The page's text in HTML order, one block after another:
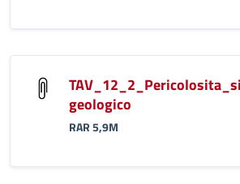
geologico
RAR 5,9M